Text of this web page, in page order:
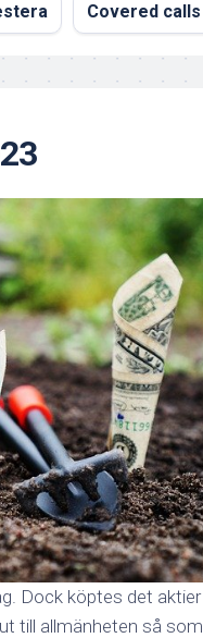
Covered calls
Dock köptes det aktier
till allmänheten så som